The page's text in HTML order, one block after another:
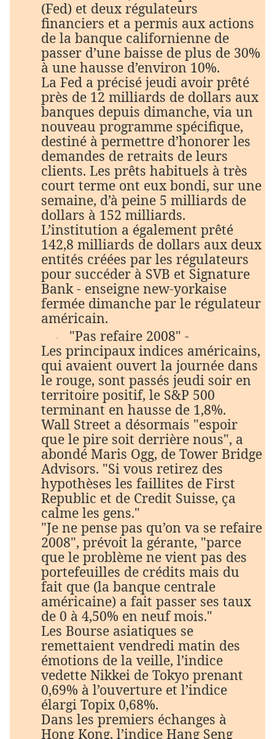
(Fed) et deux régulateurs
financiers et a permis aux actions
de la banque californienne de
passer d’une baisse de plus de 30%
à une hausse d’environ 10%.
La Fed a précisé jeudi avoir prêté
près de 12 milliards de dollars aux
banques depuis dimanche, via un
nouveau programme spécifique,
destiné à permettre d’honorer les
demandes de retraits de leurs
clients. Les prêts habituels à très
court terme ont eux bondi, sur une
semaine, d’à peine 5 milliards de
dollars à 152 milliards.
L’institution a également prêté
142,8 milliards de dollars aux deux
entités créées par les régulateurs
pour succéder à SVB et Signature
Bank - enseigne new-yorkaise
fermée dimanche par le régulateur
américain.
·
"Pas refaire 2008" -
Les principaux indices américains,
qui avaient ouvert la journée dans
le rouge, sont passés jeudi soir en
territoire positif, le S&P 500
terminant en hausse de 1,8%.
Wall Street a désormais "espoir
que le pire soit derrière nous", a
abondé Maris Ogg, de Tower Bridge
Advisors. "Si vous retirez des
hypothèses les faillites de First
Republic et de Credit Suisse, ça
calme les gens."
"Je ne pense pas qu’on va se refaire
2008", prévoit la gérante, "parce
que le problème ne vient pas des
portefeuilles de crédits mais du
fait que (la banque centrale
américaine) a fait passer ses taux
de 0 à 4,50% en neuf mois."
Les Bourse asiatiques se
remettaient vendredi matin des
émotions de la veille, l’indice
vedette Nikkei de Tokyo prenant
0,69% à l’ouverture et l’indice
élargi Topix 0,68%.
Dans les premiers échanges à
Hong Kong, l’indice Hang Seng